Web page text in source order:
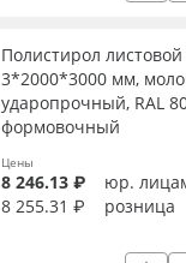
Полистирол
3*2000*3000 мм,
ударопрочный, RAL
формовочный
Цены
8 246.13 ₽
юр.
8 255.31 ₽
розница